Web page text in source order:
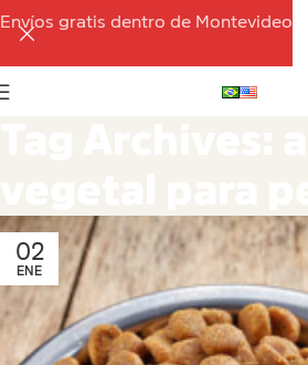
02
ENE
Envíos gratis dentro de Montevideo